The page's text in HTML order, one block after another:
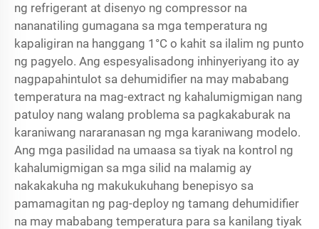
ng refrigerant at disenyo ng compressor na
nananatiling gumagana sa mga temperatura ng
kapaligiran na hanggang 1°C o kahit sa ilalim ng punto
ng pagyelo. Ang espesyalisadong inhinyeriyang ito ay
nagpapahintulot sa dehumidifier na may mababang
temperatura na mag-extract ng kahalumigmigan nang
patuloy nang walang problema sa pagkakaburak na
karaniwang nararanasan ng mga karaniwang modelo.
Ang mga pasilidad na umaasa sa tiyak na kontrol ng
kahalumigmigan sa mga silid na malamig ay
nakakakuha ng makukukuhang benepisyo sa
pamamagitan ng pag-deploy ng tamang dehumidifier
na may mababang temperatura para sa kanilang tiyak